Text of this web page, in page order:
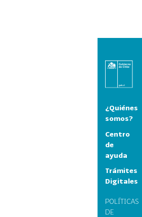
¿Quiénes
somos?
Centro
de
ayuda
Trámites
Digitales
POLÍTICAS
DE